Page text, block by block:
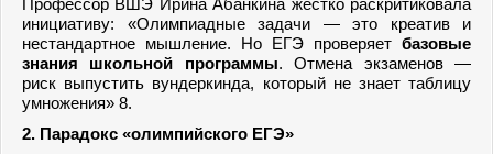
Профессор ВШЭ Ирина Абанкина жёстко раскритиковала
инициативу: «Олимпиадные задачи — это креатив и
нестандартное мышление. Но ЕГЭ проверяет базовые
знания школьной программы. Отмена экзаменов —
риск выпустить вундеркинда, который не знает таблицу
умножения» 8.
2. Парадокс «олимпийского ЕГЭ»